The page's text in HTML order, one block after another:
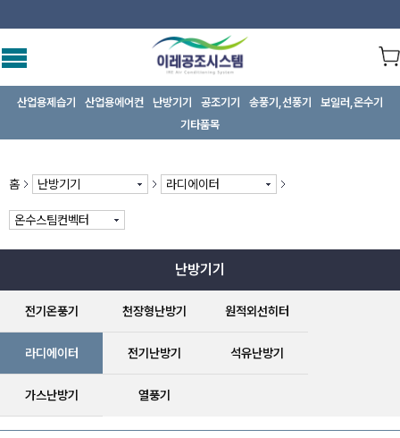
산업용제습기 산업용에어컨 난방기기 공조기기 송풍기,선풍기
보일러,온수기
기타품목
홈 난방기기 라디에이터
온수스팀컨벡터
난방기기
전기온풍기 천장형난방기 원적외선히터
라디에이터 전기난방기 석유난방기
가스난방기 열풍기